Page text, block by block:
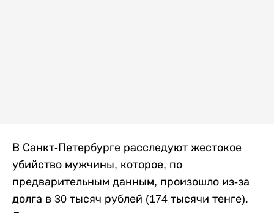
В Санкт-Петербурге расследуют жестокое
убийство мужчины, которое, по
предварительным данным, произошло из-за
долга в 30 тысяч рублей (174 тысячи тенге).